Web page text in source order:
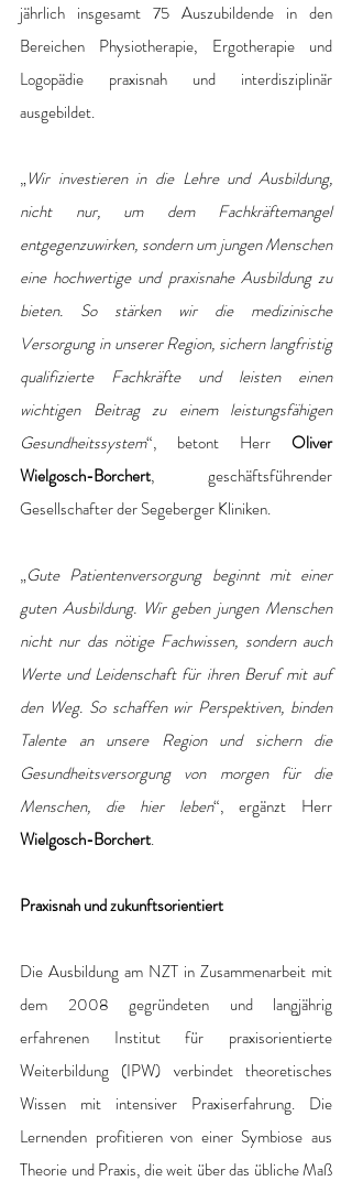
jährlich insgesamt 75 Auszubildende in den
Bereichen Physiotherapie, Ergotherapie und
Logopädie praxisnah und interdisziplinär
ausgebildet.
„Wir investieren in die Lehre und Ausbildung,
nicht nur, um dem Fachkräftemangel
entgegenzuwirken, sondern um jungen Menschen
eine hochwertige und praxisnahe Ausbildung zu
bieten. So stärken wir die medizinische
Versorgung in unserer Region, sichern langfristig
qualifizierte Fachkräfte und leisten einen
wichtigen Beitrag zu einem leistungsfähigen
Gesundheitssystem“, betont Herr Oliver
Wielgosch-Borchert, geschäftsführender
Gesellschafter der Segeberger Kliniken.
„Gute Patientenversorgung beginnt mit einer
guten Ausbildung. Wir geben jungen Menschen
nicht nur das nötige Fachwissen, sondern auch
Werte und Leidenschaft für ihren Beruf mit auf
den Weg. So schaffen wir Perspektiven, binden
Talente an unsere Region und sichern die
Gesundheitsversorgung von morgen für die
Menschen, die hier leben
Wielgosch-Borchert.
Praxisnah und zukunftsorientiert
Die Ausbildung am NZT in Zusammenarbeit mit
dem 2008 gegründeten und langjährig
erfahrenen Institut für praxisorientierte
Weiterbildung (IPW) verbindet theoretisches
Wissen mit intensiver Praxiserfahrung. Die
Lernenden profitieren von einer Symbiose aus
Theorie und Praxis, die weit über das übliche Maß